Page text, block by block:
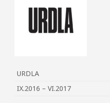
URDLA
IX.2016 – VI.2017